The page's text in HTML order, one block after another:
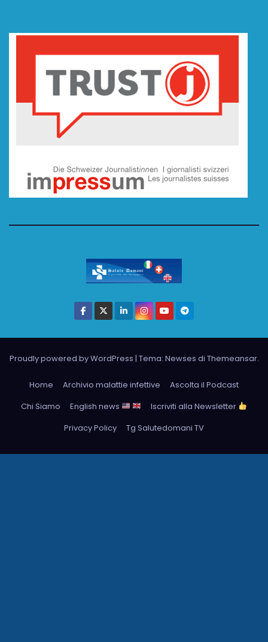
Proudly powered by WordPress | Tema: Newses di Themeansar.
Home Archivio malattie infettive
Ascolta il Podcast
Chi Siamo
English news
Iscriviti alla Newsletter
Privacy Policy
Tg Salutedomani TV